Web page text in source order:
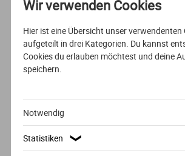
VOLLZEIT ENGLISCH
Hotel Management (Hospitality
Management)
NHL Stenden University of Applied
Wir verwenden Cookies
Hier ist eine Übersicht unser verwendenten
aufgeteilt in drei Kategorien. Du kannst
Cookies du erlauben möchtest und deine
speichern.
Notwendig
Statistiken ❯